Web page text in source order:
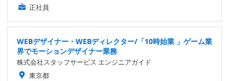
正社員
WEBデザイナー・WEBディレクター/「10時始業 」ゲーム業
界でモーションデザイナー業務
株式会社スタッフサービス エンジニアガイド
東京都